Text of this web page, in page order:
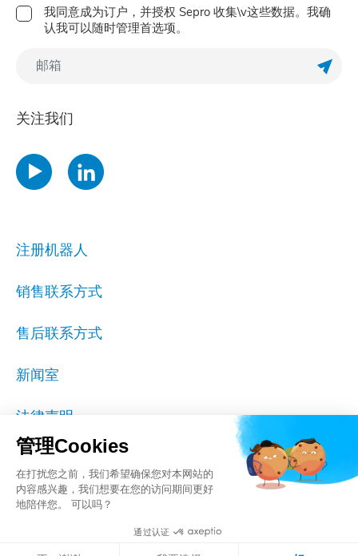
我同意成为订户，并授权 Sepro 收集\v这些数据。我确
认我可以随时管理首选项。
关注我们
注册机器人
销售联系方式
售后联系方式
新闻室
法律声明
Cookie设置
隐私
管理Cookies
在打扰您之前，我们希望确保您对本网站的
内容感兴趣，我们想要在您的访问期间更好
地陪伴您。 可以吗？
通过认证